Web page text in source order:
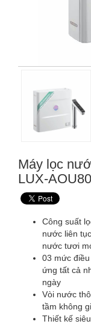
Máy lọc
LUX-
Công suất
nước liên
nước tươi
03 mức
ứng tất cả
ngày
Vòi nước
tầm không
Thiết kế